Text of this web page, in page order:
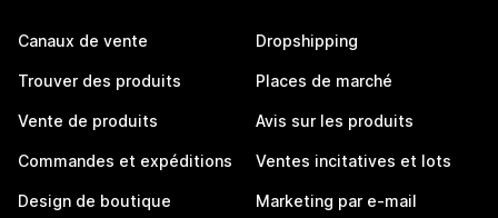
Canaux de vente
Trouver des produits
Vente de produits
Commandes et expéditions
Design de boutique
Dropshipping
Places de marché
Avis sur les produits
Ventes incitatives et lots
Marketing par e-mail